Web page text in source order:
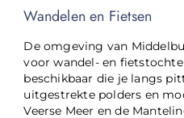
Wandelen en Fietsen
De omgeving van
voor wandel- en
beschikbaar die je langs
uitgestrekte polders en
Veerse Meer en de